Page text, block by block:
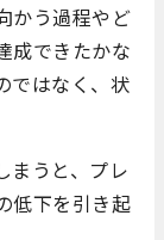
かう過程やど
成できたかな
ではなく、状
まうと、プレ
低下を引き起